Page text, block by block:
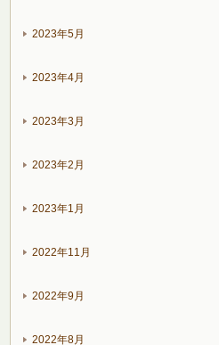
2023年5月
2023年4月
2023年3月
2023年2月
2023年1月
2022年11月
2022年9月
2022年8月